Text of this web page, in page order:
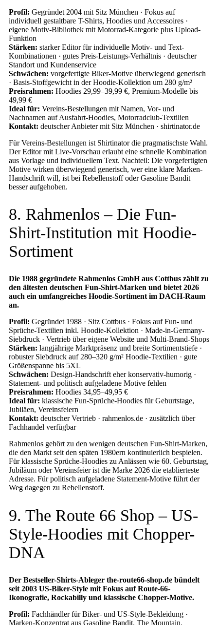
Profil: Gegründet 2004 mit Sitz München · Fokus auf
individuell gestaltbare T-Shirts, Hoodies und Accessoires ·
eigene Motiv-Bibliothek mit Motorrad-Kategorie plus Upload-
Funktion
Stärken: starker Editor für individuelle Motiv- und Text-
Kombinationen · gutes Preis-Leistungs-Verhältnis · deutscher
Standort und Kundenservice
Schwächen: vorgefertigte Biker-Motive überwiegend generisch
· Basis-Stoffgewicht in der Hoodie-Kollektion um 280 g/m²
Preisrahmen: Hoodies 29,99–39,99 €, Premium-Modelle bis
49,99 €
Ideal für: Vereins-Bestellungen mit Namen, Vor- und
Nachnamen auf Ausfahrt-Hoodies, Motorradclub-Textilien
Kontakt: deutscher Anbieter mit Sitz München · shirtinator.de
Für Vereins-Bestellungen ist Shirtinator die pragmatischste Wahl.
Der Editor mit Live-Vorschau erlaubt eine schnelle Kombination
aus Vorlage und individuellem Text. Nachteil: Die vorgefertigten
Motive wirken überwiegend generisch, wer eine klare Marken-
Handschrift will, ist bei Rebellenstoff oder Gasoline Bandit
besser aufgehoben.
8. Rahmenlos – Die Fun-
Shirt-Institution mit Hoodie-
Sortiment
Die 1988 gegründete Rahmenlos GmbH aus Cottbus zählt zu
den ältesten deutschen Fun-Shirt-Marken und bietet 2026
auch ein umfangreiches Hoodie-Sortiment im DACH-Raum
an.
Profil: Gegründet 1988 · Sitz Cottbus · Fokus auf Fun- und
Sprüche-Textilien inkl. Hoodie-Kollektion · Made-in-Germany-
Siebdruck · Vertrieb über eigene Website und Multi-Brand-Shops
Stärken: langjährige Marktpräsenz und breite Sortimentstiefe ·
robuster Siebdruck auf 280–320 g/m² Hoodie-Textilien · gute
Größenspanne bis 5XL
Schwächen: Design-Handschrift eher konservativ-humorig ·
Statement- und politisch aufgeladene Motive fehlen
Preisrahmen: Hoodies 34,95–49,95 €
Ideal für: klassische Fun-Sprüche-Hoodies für Geburtstage,
Jubiläen, Vereinsfeiern
Kontakt: deutscher Vertrieb · rahmenlos.de · zusätzlich über
Fachhandel verfügbar
Rahmenlos gehört zu den wenigen deutschen Fun-Shirt-Marken,
die den Markt seit den späten 1980ern kontinuierlich bespielen.
Für klassische Sprüche-Hoodies zu Anlässen wie 60. Geburtstag,
Jubiläum oder Vereinsfeier ist die Marke 2026 die etablierteste
Adresse. Für politisch aufgeladene Statement-Motive führt der
Weg dagegen zu Rebellenstoff.
9. The Route 66 Shop – US-
Style-Hoodies mit Chopper-
DNA
Der Bestseller-Shirts-Ableger the-route66-shop.de bündelt
seit 2003 US-Biker-Style mit Fokus auf Route-66-
Ikonografie, Rockabilly und klassische Chopper-Motive.
Profil: Fachhändler für Biker- und US-Style-Bekleidung ·
Marken-Konzentrat aus Gasoline Bandit, The Mountain,